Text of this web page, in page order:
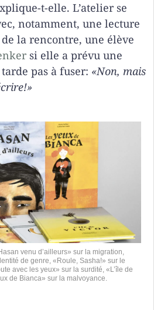
t-elle. L’atelier se
notamment, une lecture
de la rencontre, une élève
si elle a prévu une
pas à fuser: «Non, mais
venu d’ailleurs» sur la migration,
de genre, «Roule, Sasha!» sur le
avec les yeux» sur la surdité, «L’île de
de Bianca» sur la malvoyance.